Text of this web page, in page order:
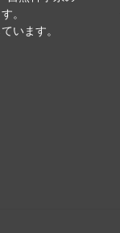
。
います。